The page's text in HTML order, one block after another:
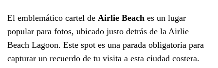
El emblemático cartel de Airlie Beach es un lugar
popular para fotos, ubicado justo detrás de la Airlie
Beach Lagoon. Este spot es una parada obligatoria para
capturar un recuerdo de tu visita a esta ciudad costera.